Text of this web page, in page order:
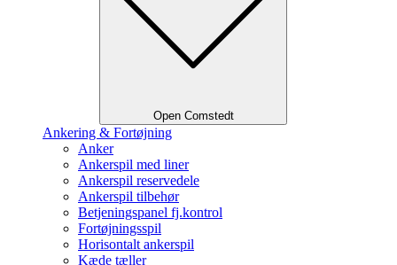
Open Comstedt
Ankering & Fortøjning
Anker
Ankerspil med liner
Ankerspil reservedele
Ankerspil tilbehør
Betjeningspanel fj.kontrol
Fortøjningsspil
Horisontalt ankerspil
Kæde tæller